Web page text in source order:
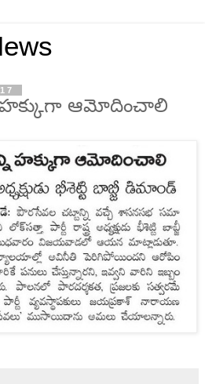
హక్కుగా ఆమోదించాలి